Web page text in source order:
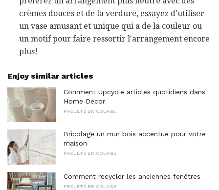
crèmes douces et de la verdure, essayez d'utiliser
un vase amusant et unique qui a de la couleur ou
un motif pour faire ressortir l'arrangement encore
plus!
Enjoy similar articles
Comment Upcycle articles quotidiens dans
Home Decor
PROJETS BRICOLAGE
Bricolage un mur bois accentué pour votre
maison
PROJETS BRICOLAGE
Comment recycler les anciennes fenêtres
PROJETS BRICOLAGE